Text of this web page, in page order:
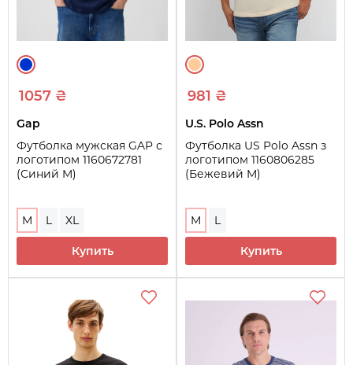
1057 ₴
Gap
Футболка мужская GAP с
логотипом 1160672781
(Синий M)
M L XL
Купить
981 ₴
U.S. Polo Assn
Футболка US Polo Assn з
логотипом 1160806285
(Бежевий M)
M L
Купить